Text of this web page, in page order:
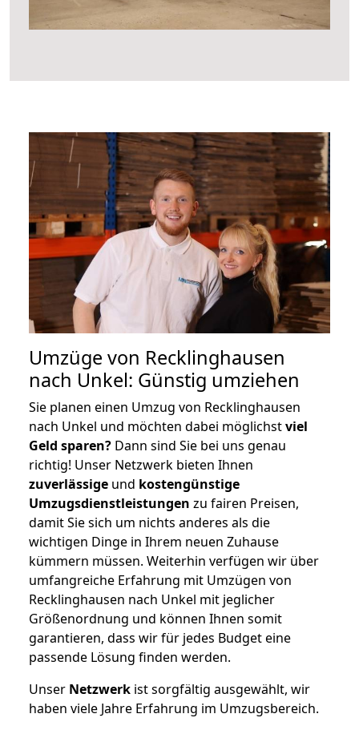
Umzüge von Recklinghausen
nach Unkel: Günstig umziehen
Sie planen einen Umzug von Recklinghausen
nach Unkel und möchten dabei möglichstviel
Geld sparen? Dann sind Sie bei uns genau
richtig! Unser Netzwerk bieten Ihnen
zuverlässige und kostengünstige
Umzugsdienstleistungen zu fairen Preisen,
damit Sie sich um nichts anderes als die
wichtigen Dinge in Ihrem neuen Zuhause
kümmern müssen. Weiterhin verfügen wir über
umfangreiche Erfahrung mit Umzügen von
Recklinghausen nach Unkel mit jeglicher
Größenordnung und können Ihnen somit
garantieren, dass wir für jedes Budget eine
passende Lösung finden werden.
Unser Netzwerk ist sorgfältig ausgewählt, wir
haben viele Jahre Erfahrung im Umzugsbereich.